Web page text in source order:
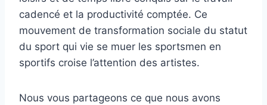
cadencé et la productivité comptée. Ce
mouvement de transformation sociale du statut
du sport qui vie se muer les sportsmen en
sportifs croise l’attention des artistes.
Nous vous partageons ce que nous avons